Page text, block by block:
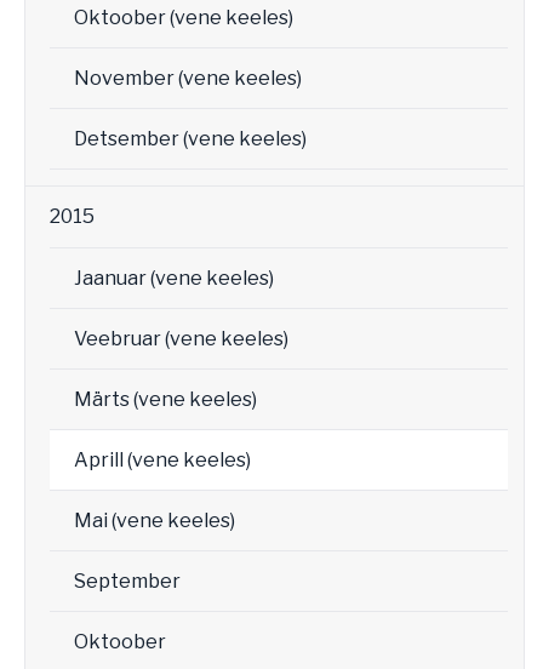
Oktoober (vene keeles)
November (vene keeles)
Detsember (vene keeles)
2015
Jaanuar (vene keeles)
Veebruar (vene keeles)
Märts (vene keeles)
Aprill (vene keeles)
Mai (vene keeles)
September
Oktoober